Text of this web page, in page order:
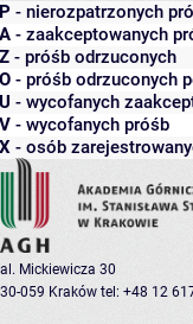
P - nierozpatrzonych
A - zaakceptowanych
Z - próśb odrzuconych
O - próśb odrzuconych
U - wycofanych
V - wycofanych próśb
X - osób
al. Mickiewicza 30
30-059 Kraków tel: +48 12